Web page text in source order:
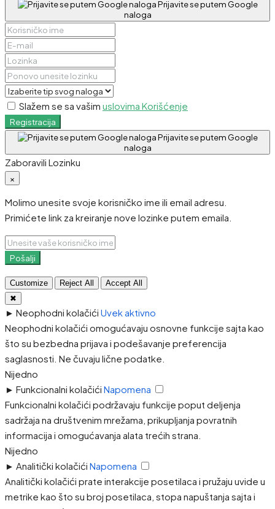
Prijavite se putem Google
naloga
Slažem se sa vašim uslovima Korišćenje
Registracija
Prijavite se putem Google
naloga
Zaboravili Lozinku
×
Molimo unesite svoje korisničko ime ili email adresu.
Primićete link za kreiranje nove lozinke putem emaila.
Pošalji
Customize Reject All
Accept All
✖
► Neophodni kolačići Uvek aktivno
Neophodni kolačići omogućavaju osnovne funkcije sajta kao
što su bezbedna prijava i podešavanje preferencija
saglasnosti. Ne čuvaju lične podatke.
Nijedno
► Funkcionalni kolačići Napomena
Funkcionalni kolačići podržavaju funkcije poput deljenja
sadržaja na društvenim mrežama, prikupljanja povratnih
informacija i omogućavanja alata trećih strana.
Nijedno
► Analitički kolačići Napomena
Analitički kolačići prate interakcije posetilaca i pružaju uvide u
metrike kao što su broj posetilaca, stopa napuštanja sajta i